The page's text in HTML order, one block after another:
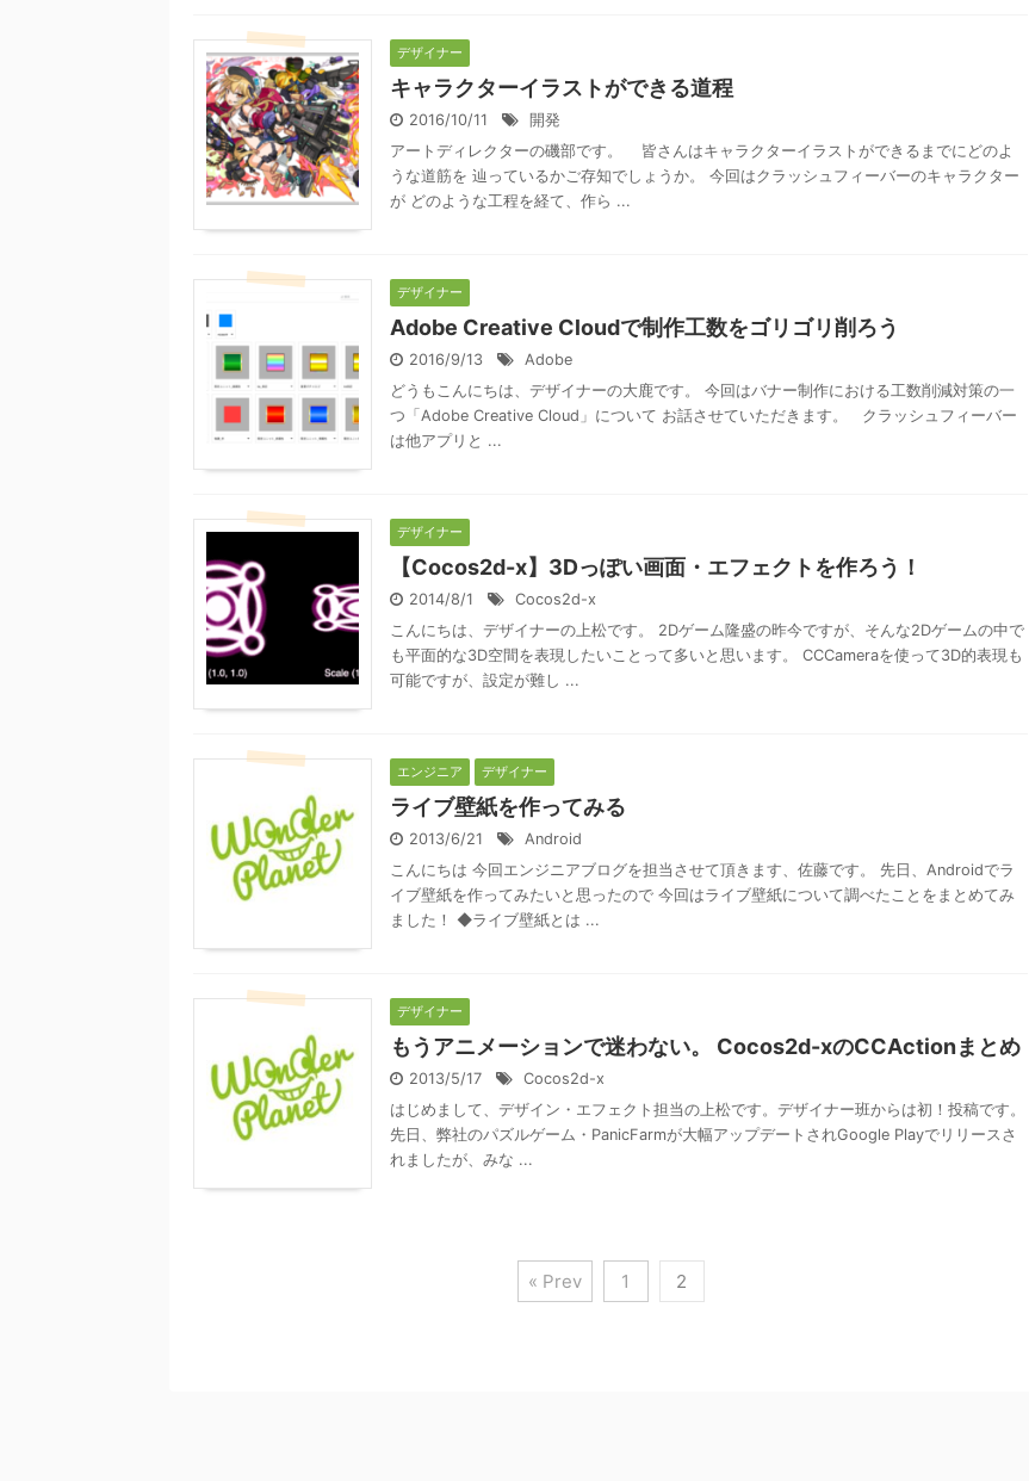
デザイナー
キャラクターイラストができる道程
2016/10/11
開発
アートディレクターの磯部です。 皆さんはキャラクターイラストができるまでにどのよ
うな道筋を 辿っているかご存知でしょうか。 今回はクラッシュフィーバーのキャラクター
が どのような工程を経て、作ら ...
デザイナー
Adobe Creative Cloudで制作工数をゴリゴリ削ろう
2016/9/13
Adobe
どうもこんにちは、デザイナーの大鹿です。 今回はバナー制作における工数削減対策の一
つ「Adobe Creative Cloud」について お話させていただきます。 クラッシュフィーバー
は他アプリと ...
デザイナー
【Cocos2d-x】3Dっぽい画面・エフェクトを作ろう！
2014/8/1
Cocos2d-x
こんにちは、デザイナーの上松です。 2Dゲーム隆盛の昨今ですが、そんな2Dゲームの中で
も平面的な3D空間を表現したいことって多いと思います。 CCCameraを使って3D的表現も
可能ですが、設定が難し ...
エンジニア デザイナー
ライブ壁紙を作ってみる
2013/6/21
Android
こんにちは 今回エンジニアブログを担当させて頂きます、佐藤です。 先日、Androidでラ
イブ壁紙を作ってみたいと思ったので 今回はライブ壁紙について調べたことをまとめてみ
ました！ ◆ライブ壁紙とは ...
デザイナー
もうアニメーションで迷わない。 Cocos2d-xのCCActionまとめ
2013/5/17
Cocos2d-x
はじめまして、デザイン・エフェクト担当の上松です。デザイナー班からは初！投稿です。
先日、弊社のパズルゲーム・PanicFarmが大幅アップデートされGoogle Playでリリースさ
れましたが、みな ...
« Prev 1 2